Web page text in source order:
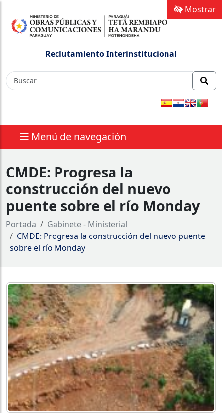
Reclutamiento Interinstitucional
Menú de navegación
Mostrar
CMDE: Progresa la
construcción del nuevo
puente sobre el río Monday
Portada
Gabinete - Ministerial
CMDE: Progresa la construcción del nuevo puente
sobre el río Monday